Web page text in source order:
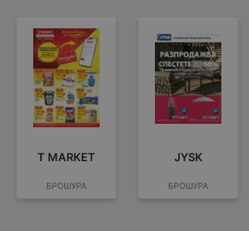
T MARKET
БРОШУРА
JYSK
БРОШУРА